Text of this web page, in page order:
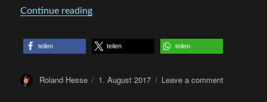
Continue reading„Baden in Blut Festival 2017“
teilen teilen teilen
Author
Roland Hesse
Posted
1. August 2017 Leave a commenton